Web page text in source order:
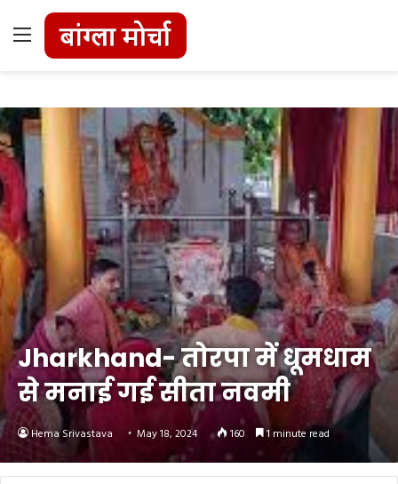
Menu
Jharkhand- तोरपा में धूमधाम
से मनाई गई सीता नवमी
Hema Srivastava May 18, 2024 160 1 minute read